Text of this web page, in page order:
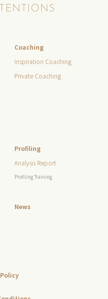
Coaching
Inspiration Coaching
Private Coaching
Profiling
Analysis Report
Profiling Training
News